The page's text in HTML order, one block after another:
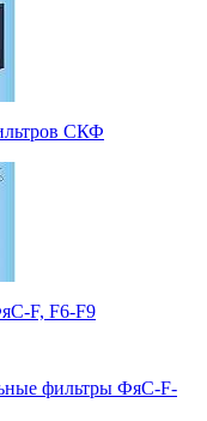
СКФ
F, F6-F9
фильтры ФяС-F-